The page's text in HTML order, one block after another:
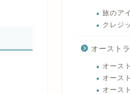
旅のア
クレジ
オースト
オース
オース
オース